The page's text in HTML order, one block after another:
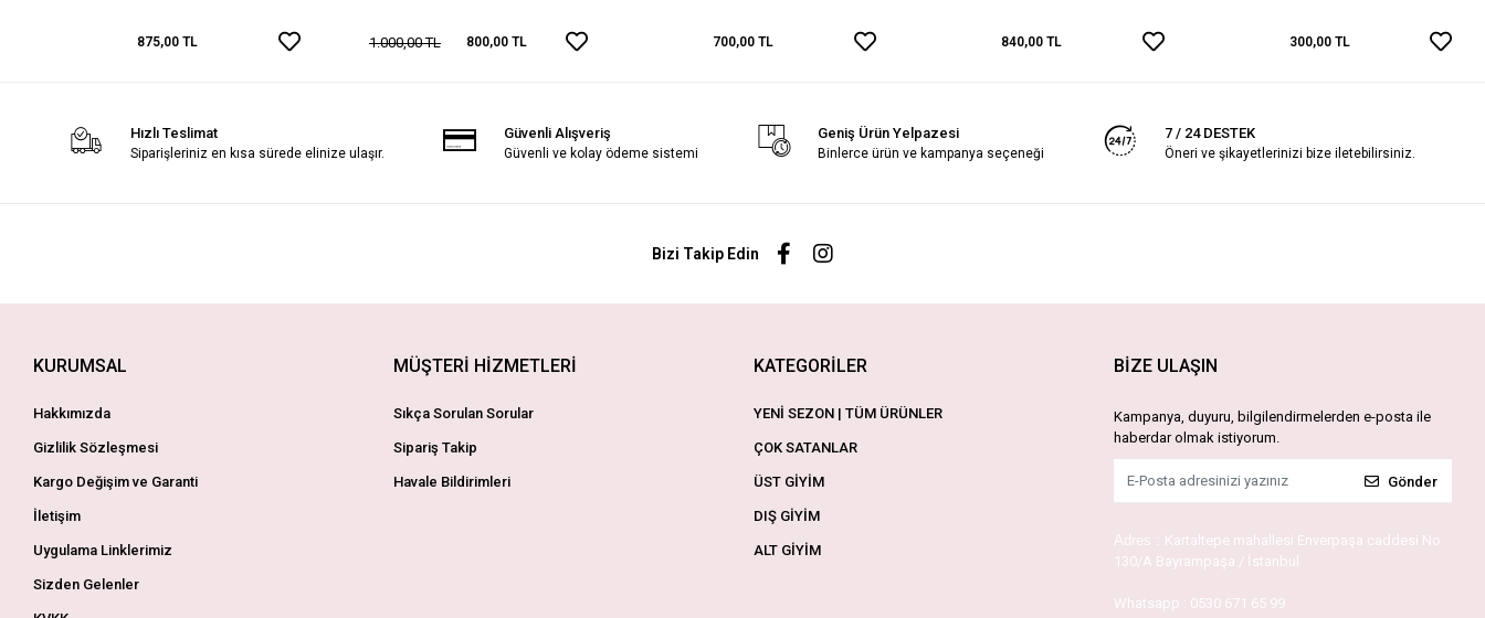
875,00 TL 1.000,00 TL 800,00 TL 700,00 TL 840,00 TL 300,00 TL
Hızlı Teslimat
Siparişleriniz en kısa sürede elinize ulaşır.
Güvenli Alışveriş
Güvenli ve kolay ödeme sistemi
Geniş Ürün Yelpazesi
Binlerce ürün ve kampanya seçeneği
7 / 24 DESTEK
Öneri ve şikayetlerinizi bize iletebilirsiniz.
Bizi Takip Edin
KURUMSAL
Hakkımızda
Gizlilik Sözleşmesi
Kargo Değişim ve Garanti
İletişim
Uygulama Linklerimiz
Sizden Gelenler
MÜŞTERİ HİZMETLERİ
Sıkça Sorulan Sorular
Sipariş Takip
Havale Bildirimleri
KATEGORİLER
YENİ SEZON | TÜM ÜRÜNLER
ÇOK SATANLAR
ÜST GİYİM
DIŞ GİYİM
ALT GİYİM
BİZE ULAŞIN
Kampanya, duyuru, bilgilendirmelerden e-posta ile
haberdar olmak istiyorum.
Gönder
Adres : Kartaltepe mahallesi Enverpaşa caddesi No
130/A Bayrampaşa / İstanbul
Whatsapp : 0530 671 65 99